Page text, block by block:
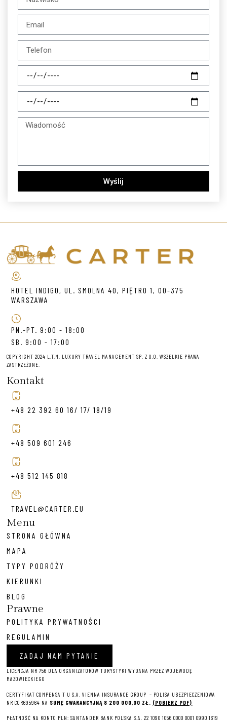
Wyślij
HOTEL INDIGO, UL. SMOLNA 40, PIĘTRO 1, 00-375
WARSZAWA
PN.-PT. 9:00 - 18:00
SB. 9:00 - 17:00
COPYRIGHT 2024 L.T.M. LUXURY TRAVEL MANAGEMENT SP. Z O.O. WSZELKIE PRAWA
ZASTRZEŻONE.
Kontakt
+48 22 392 60 16/ 17/ 18/19
+48 509 601 246
+48 512 145 818
TRAVEL@CARTER.EU
Menu
STRONA GŁÓWNA
MAPA
TYPY PODRÓŻY
KIERUNKI
BLOG
Prawne
POLITYKA PRYWATNOŚCI
REGULAMIN
ZADAJ NAM PYTANIE
LICENCJA NR 756 DLA ORGANIZATORÓW TURYSTYKI WYDANA PRZEZ WOJEWODĘ
MAZOWIECKIEGO
CERTYFIKAT COMPENSA T U S.A. VIENNA INSURANCE GROUP – POLISA UBEZPIECZENIOWA
NR COR695964 NA SUMĘ GWARANCYJNĄ 8 200 000,00 ZŁ. (POBIERZ PDF)
PŁATNOŚĆ NA KONTO PLN: SANTANDER BANK POLSKA S.A. 22 1090 1056 0000 0001 0990 1619